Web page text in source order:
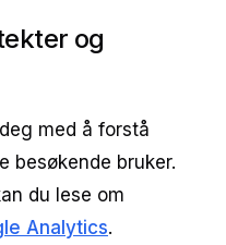
og
med å forstå
besøkende bruker.
du lese om
Analytics.